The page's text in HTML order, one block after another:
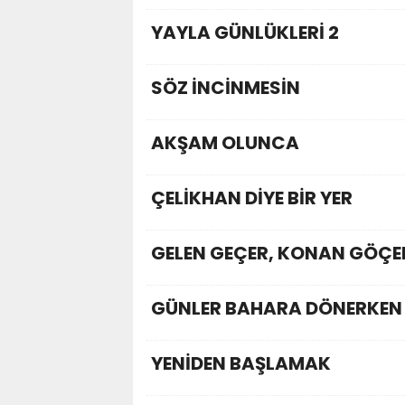
YAYLA GÜNLÜKLERİ 2
SÖZ İNCİNMESİN
AKŞAM OLUNCA
ÇELİKHAN DİYE BİR YER
GELEN GEÇER, KONAN
GÜNLER BAHARA DÖNERKEN
YENİDEN BAŞLAMAK